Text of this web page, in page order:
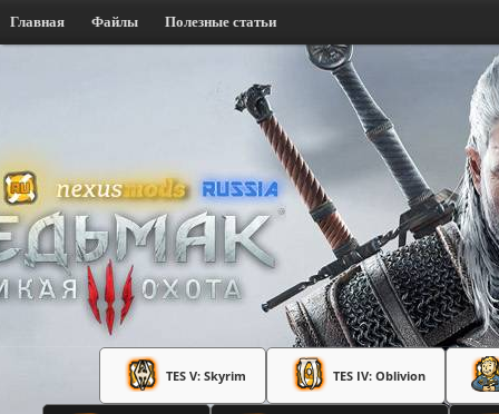
Главная Файлы Полезные статьи
TES V: Skyrim TES IV: Oblivion